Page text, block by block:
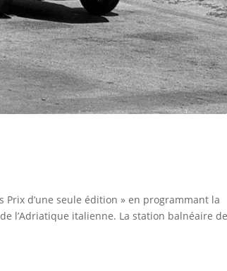
Prix d’une seule édition » en programmant la
l’Adriatique italienne. La station balnéaire